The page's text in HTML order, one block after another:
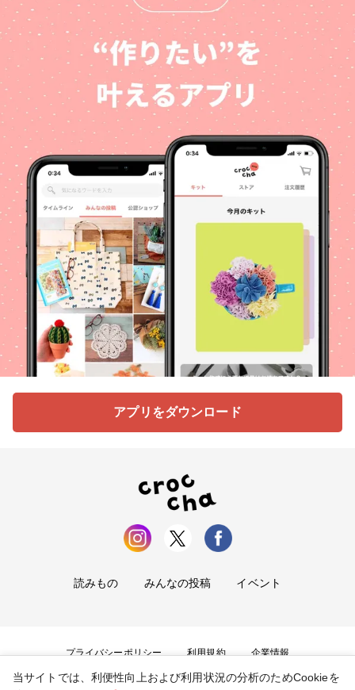
アプリをダウンロード
読みもの みんなの投稿 イベント
プライバシーポリシー 利用規約 企業情報
お問い合わせ
当サイトでは、利便性向上および利用状況の分析のためCookieを